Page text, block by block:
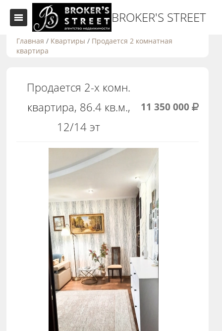
BROKER'S STREET
Главная / Квартиры / Продается 2 комнатная
квартира
Продается 2-х комн.
квартира, 86.4 кв.м.,
12/14 эт
11 350 000